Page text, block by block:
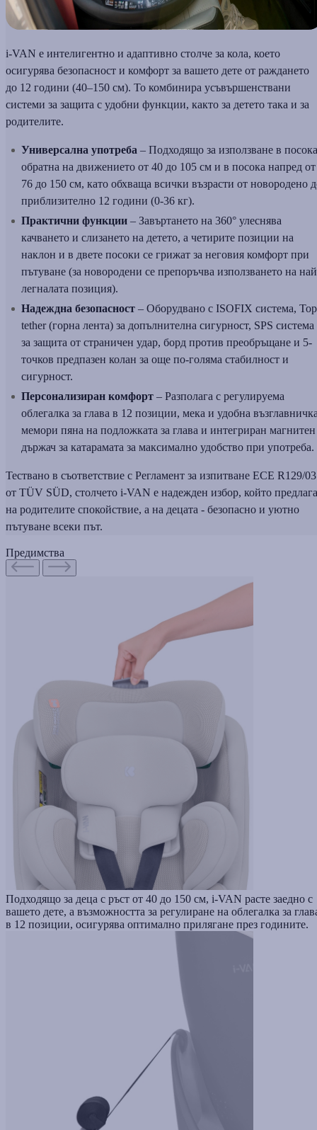
i-VAN е интелигентно и адаптивно столче за кола, което
осигурява безопасност и комфорт за вашето дете от раждането
до 12 години (40–150 см). То комбинира усъвършенствани
системи за защита с удобни функции, както за детето така и за
родителите.
Универсална употреба – Подходящо за използване в посока
обратна на движението от 40 до 105 см и в посока напред от
76 до 150 см, като обхваща всички възрасти от новородено
приблизително 12 години (0-36 кг).
Практични функции – Завъртането на 360° улеснява
качването и слизането на детето, а четирите позиции на
наклон и в двете посоки се грижат за неговия комфорт при
пътуване (за новородени се препоръчва използването на
легналата позиция).
Надеждна безопасност – Оборудвано с ISOFIX система, Top
tether (горна лента) за допълнителна сигурност, SPS система
за защита от страничен удар, борд против преобръщане и 5-
точков предпазен колан за още по-голяма стабилност и
сигурност.
Персонализиран комфорт – Разполага с регулируема
облегалка за глава в 12 позиции, мека и удобна
мемори пяна на подложката за глава и интегриран магнитен
държач за катарамата за максимално удобство при употреба.
Тествано в съответствие с Регламент за изпитване ECE R129/03
от TÜV SÜD, столчето i-VAN е надежден избор, който предлага
на родителите спокойствие, а на децата - безопасно и уютно
пътуване всеки път.
Предимства
Подходящо за деца с ръст от 40 до 150 см, i-VAN расте заедно с
вашето дете, а възможността за регулиране на облегалка за
в 12 позиции, осигурява оптимално прилягане през годините.